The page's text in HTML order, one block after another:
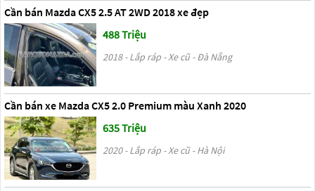
Cần bán Mazda CX5 2.5 AT 2WD 2018 xe đẹp
488 Triệu
2018 - Lắp ráp - Xe cũ - Đà Nẵng
Cần bán xe Mazda CX5 2.0 Premium màu Xanh 2020
635 Triệu
2020 - Lắp ráp - Xe cũ - Hà Nội